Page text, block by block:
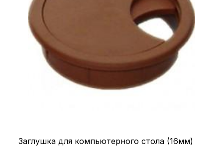
Заглушка для компьютерного стола (16мм)